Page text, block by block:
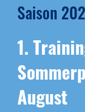
Saison
1.
August